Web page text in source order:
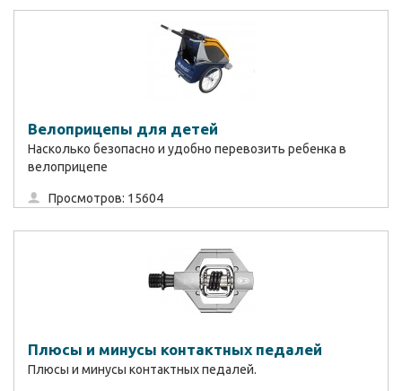
Велоприцепы для детей
Насколько безопасно и удобно перевозить ребенка в
велоприцепе
Просмотров: 15604
Плюсы и минусы контактных педалей
Плюсы и минусы контактных педалей.